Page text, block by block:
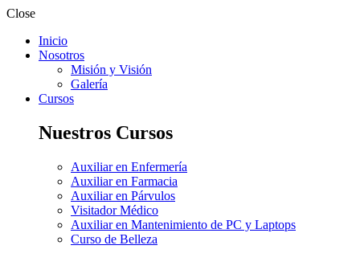
Close
Inicio
Nosotros
Misión y Visión
Galería
Cursos
Nuestros Cursos
Auxiliar en Enfermería
Auxiliar en Farmacia
Auxiliar en Párvulos
Visitador Médico
Auxiliar en Mantenimiento de PC y Laptops
Curso de Belleza